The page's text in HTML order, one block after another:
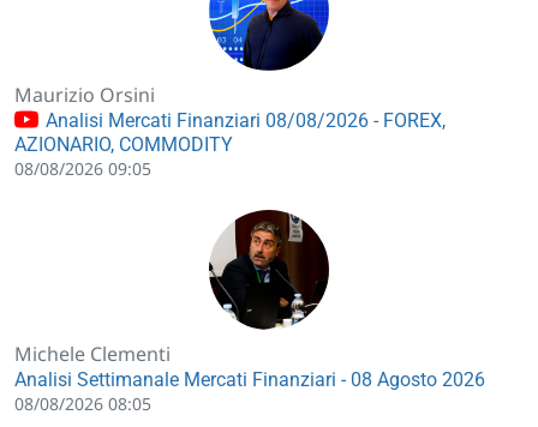
Maurizio Orsini
Analisi Mercati Finanziari 08/08/2026 - FOREX,
AZIONARIO, COMMODITY
08/08/2026 09:05
Michele Clementi
Analisi Settimanale Mercati Finanziari - 08 Agosto 2026
08/08/2026 08:05